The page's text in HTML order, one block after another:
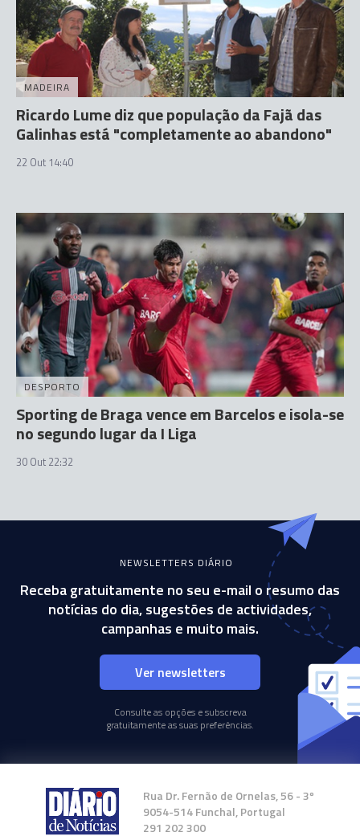
MADEIRA
Ricardo Lume diz que população da Fajã das
Galinhas está "completamente ao abandono"
22 Out 14:40
DESPORTO
Sporting de Braga vence em Barcelos e isola-se
no segundo lugar da I Liga
30 Out 22:32
NEWSLETTERS DIÁRIO
Receba gratuitamente no seu e-mail o resumo das
notícias do dia, sugestões de actividades,
campanhas e muito mais.
Ver newsletters
Consulte as opções e subscreva
gratuitamente as suas preferências.
Rua Dr. Fernão de Ornelas, 56 - 3º
9054-514 Funchal, Portugal
291 202 300